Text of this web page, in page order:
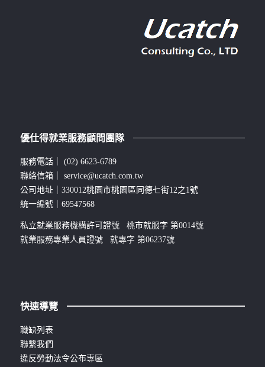
優仕得就業服務顧問團隊
服務電話｜ (02) 6623-6789
聯絡信箱｜ service@ucatch.com.tw
公司地址｜330012桃園市桃園區同德七街12之1號
統一編號｜69547568
私立就業服務機構許可證號 桃市就服字 第0014號
就業服務專業人員證號 就專字 第06237號
快速導覽
職缺列表
聯繫我們
違反勞動法令公布專區